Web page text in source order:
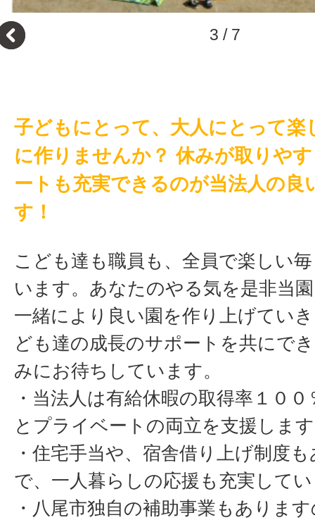
3 / 7
子どもにとって、大人にとって楽
に作りませんか？ 休みが取りや
ートも充実できるのが当法人の良
す！
こども達も職員も、全員で楽しい
います。あなたのやる気を是非当
一緒により良い園を作り上げてい
ども達の成長のサポートを共にで
みにお待ちしています。
・当法人は有給休暇の取得率１０
とプライベートの両立を支援しま
・住宅手当や、宿舎借り上げ制度
で、一人暮らしの応援も充実して
・八尾市独自の補助事業もありま